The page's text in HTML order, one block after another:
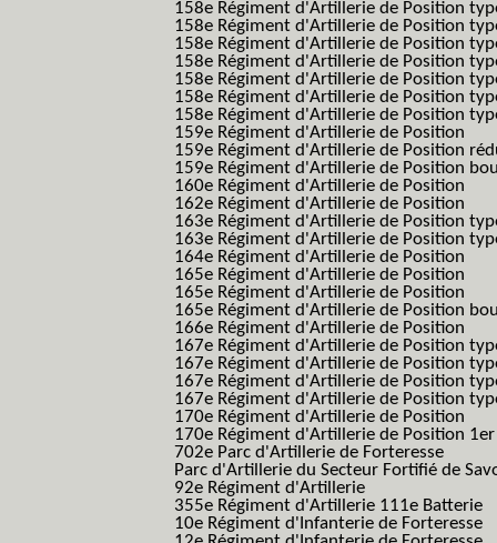
158e Régiment d'Artillerie de Position
158e Régiment d'Artillerie de Position
158e Régiment d'Artillerie de Position
158e Régiment d'Artillerie de Position
158e Régiment d'Artillerie de Position
158e Régiment d'Artillerie de Position
158e Régiment d'Artillerie de Position
159e Régiment d'Artillerie de Position
159e Régiment d'Artillerie de Position
159e Régiment d'Artillerie de Position
160e Régiment d'Artillerie de Position
162e Régiment d'Artillerie de Position
163e Régiment d'Artillerie de Position
163e Régiment d'Artillerie de Position
164e Régiment d'Artillerie de Position
165e Régiment d'Artillerie de Position
165e Régiment d'Artillerie de Position
165e Régiment d'Artillerie de Position
166e Régiment d'Artillerie de Position
167e Régiment d'Artillerie de Position
167e Régiment d'Artillerie de Position
167e Régiment d'Artillerie de Position
167e Régiment d'Artillerie de Position
170e Régiment d'Artillerie de Position
170e Régiment d'Artillerie de Position
702e Parc d'Artillerie de Forteresse
Parc d'Artillerie du Secteur Fortifié de
92e Régiment d'Artillerie
355e Régiment d'Artillerie 111e Batterie
10e Régiment d'Infanterie de Forteresse